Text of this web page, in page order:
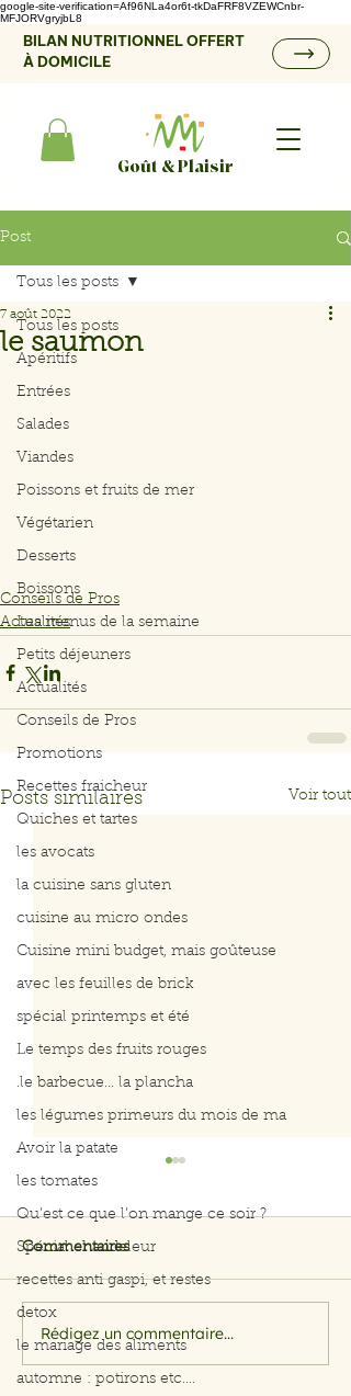
google-site-verification=Af96NLa4or6t-tkDaFRF8VZEWCnbr-
MFJORVgryjbL8
BILAN NUTRITIONNEL OFFERT
À DOMICILE
Goût & Plaisir
Post
Tous les posts
Apéritifs
Entrées
Salades
Viandes
Poissons et fruits de mer
Végétarien
Desserts
Boissons
Les menus de la semaine
Petits déjeuners
Actualités
Conseils de Pros
Promotions
Recettes fraicheur
Quiches et tartes
les avocats
la cuisine sans gluten
cuisine au micro ondes
Cuisine mini budget, mais goûteuse
avec les feuilles de brick
spécial printemps et été
Le temps des fruits rouges
.le barbecue... la plancha
les légumes primeurs du mois de ma
Avoir la patate
les tomates
Qu’est ce que l’on mange ce soir ?
Spécial chandeleur
recettes anti gaspi, et restes
detox
le mariage des aliments
automne : potirons etc....
Tous les posts
le saumon
7 août 2022
Conseils de Pros
Actualités
Posts similaires Voir tout
Filet de saumon aux
herbes et citron
Commentaires
Rédigez un commentaire...